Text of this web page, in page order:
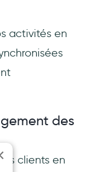
activités en
des
clients en